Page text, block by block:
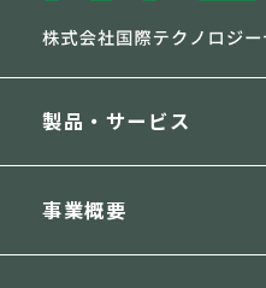
製品・サービス
事業概要